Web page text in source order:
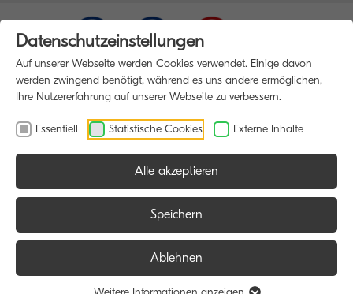
Funktion:
Datenschutzeinstellungen
Auf unserer Webseite werden Cookies verwendet. Einige davon
werden zwingend benötigt, während es uns andere ermöglichen,
Ihre Nutzererfahrung auf unserer Webseite zu verbessern.
Essentiell Statistische Cookies Externe Inhalte
Alle akzeptieren
Speichern
Ablehnen